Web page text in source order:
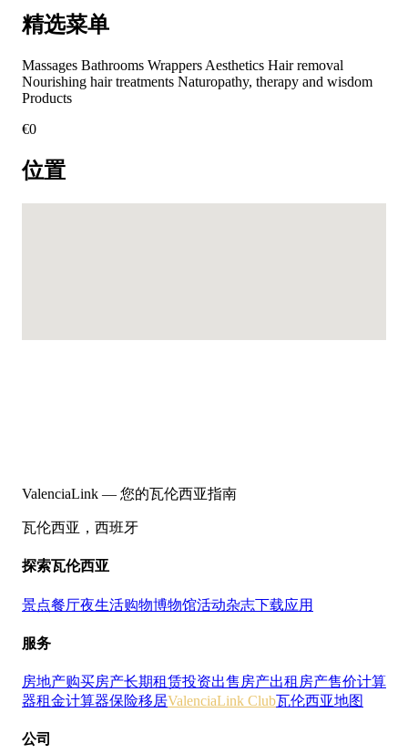
精选菜单
Massages Bathrooms Wrappers Aesthetics Hair removal
Nourishing hair treatments Naturopathy, therapy and wisdom
Products
€0
位置
ValenciaLink — 您的瓦伦西亚指南
瓦伦西亚，西班牙
探索瓦伦西亚
景点餐厅夜生活购物博物馆活动杂志下载应用
服务
房地产购买房产长期租赁投资出售房产出租房产售价计算
器租金计算器保险移居ValenciaLink Club瓦伦西亚地图
公司